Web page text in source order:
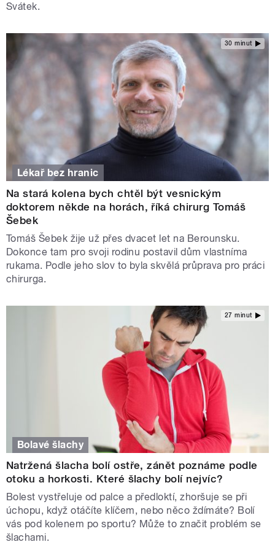
Svátek.
30 minut
Lékař bez hranic
Na stará kolena bych chtěl být vesnickým
doktorem někde na horách, říká chirurg Tomáš
Šebek
Tomáš Šebek žije už přes dvacet let na Berounsku.
Dokonce tam pro svoji rodinu postavil dům vlastníma
rukama. Podle jeho slov to byla skvělá průprava pro práci
chirurga.
27 minut
Bolavé šlachy
Natržená šlacha bolí ostře, zánět poznáme podle
otoku a horkosti. Které šlachy bolí nejvíc?
Bolest vystřeluje od palce a předloktí, zhoršuje se při
úchopu, když otáčíte klíčem, nebo něco ždímáte? Bolí
vás pod kolenem po sportu? Může to značit problém se
šlachami.